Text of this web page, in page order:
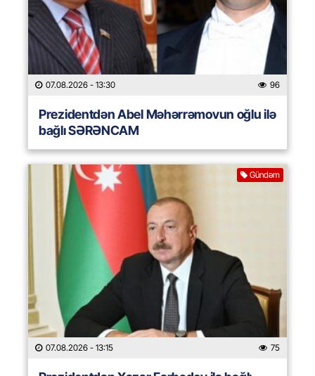
07.08.2026 - 13:30 96
Prezidentdən Abel Məhərrəmovun oğlu ilə
bağlı SƏRƏNCAM
Gündəm
07.08.2026 - 13:15 75